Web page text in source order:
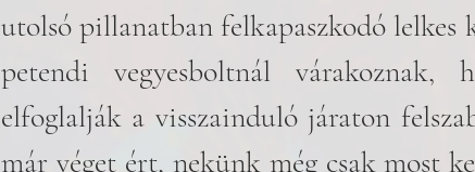
utolsó pillanatban felkapaszkodó
petendi vegyesboltnál várakoznak,
elfoglalják a visszainduló járaton
már véget ért, nekünk még csak most